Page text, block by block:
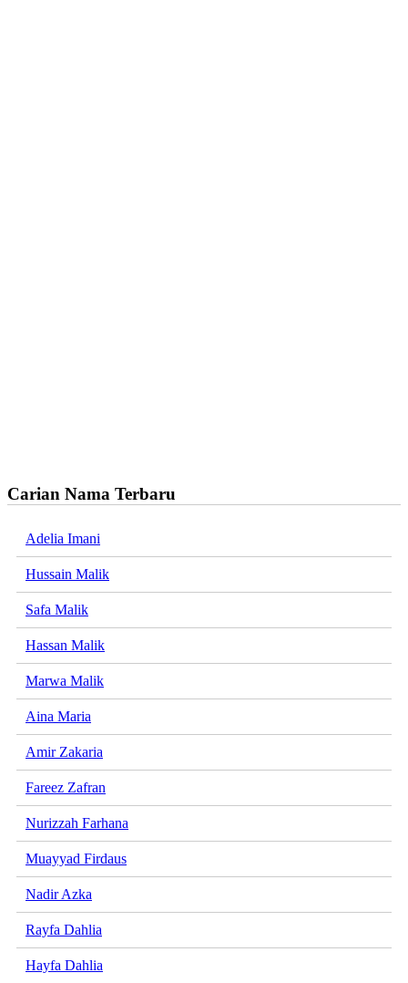
Carian Nama Terbaru
Adelia Imani
Hussain Malik
Safa Malik
Hassan Malik
Marwa Malik
Aina Maria
Amir Zakaria
Fareez Zafran
Nurizzah Farhana
Muayyad Firdaus
Nadir Azka
Rayfa Dahlia
Hayfa Dahlia